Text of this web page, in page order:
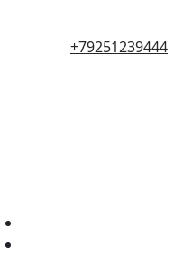
+79251239444